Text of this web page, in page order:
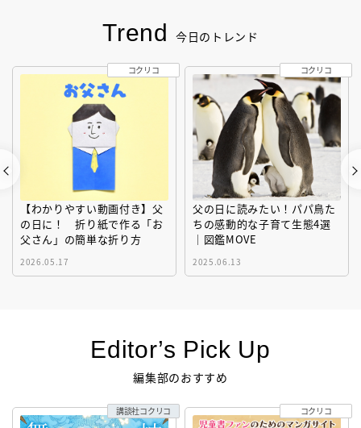
Trend 今日のトレンド
【わかりやすい動画付き】父
の日に！ 折り紙で作る「お
父さん」の簡単な折り方
2026.05.17
コクリコ
父の日に読みたい！パパ鳥た
ちの感動的な子育て生態4選
｜図鑑MOVE
2025.06.13
コクリコ
Editor’s Pick Up
編集部のおすすめ
講談社コクリコ コクリコ